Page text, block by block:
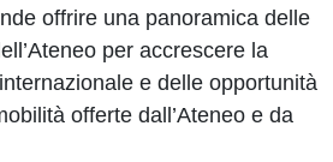
offrire una panoramica delle
per accrescere la
e delle opportunità
offerte dall’Ateneo e da